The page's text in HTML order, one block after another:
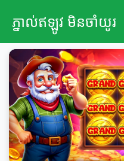
ភ្នាល់ឥឡូវ មិនចាំយូរ